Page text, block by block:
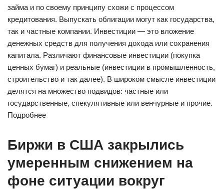
займа и по своему принципу схожи с процессом
кредитования. Выпускать облигации могут как государства,
так и частные компании. Инвестиции — это вложение
денежных средств для получения дохода или сохранения
капитала. Различают финансовые инвестиции (покупка
ценных бумаг) и реальные (инвестиции в промышленность,
строительство и так далее). В широком смысле инвестиции
делятся на множество подвидов: частные или
государственные, спекулятивные или венчурные и прочие.
Подробнее
Биржи в США закрылись
умеренным снижением на
фоне ситуации вокруг